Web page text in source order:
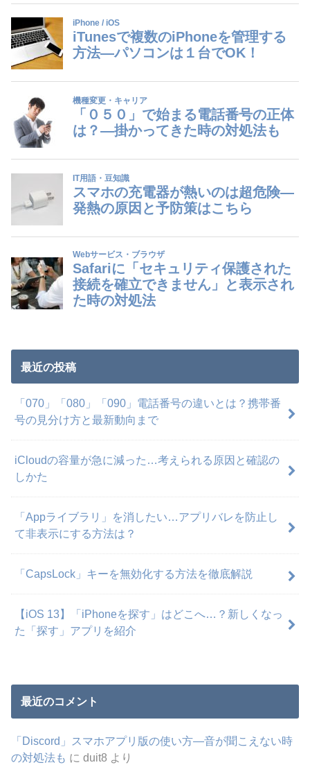
最近の投稿
「070」「080」「090」電話番号の違いとは？携帯番
号の見分け方と最新動向まで
iCloudの容量が急に減った…考えられる原因と確認の
しかた
「Appライブラリ」を消したい…アプリバレを防止し
て非表示にする方法は？
「CapsLock」キーを無効化する方法を徹底解説
【iOS 13】「iPhoneを探す」はどこへ…？新しくなっ
た「探す」アプリを紹介
最近のコメント
「Discord」スマホアプリ版の使い方―音が聞こえない時
の対処法も にduit8 より